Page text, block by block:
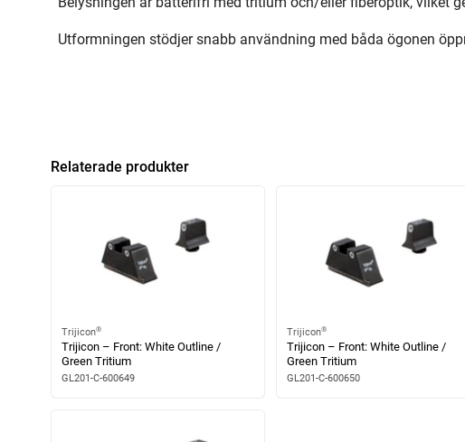
Utformningen stödjer snabb användning med båda ögonen
Relaterade produkter
Trijicon®
Trijicon – Front: White Outline /
Green Tritium
GL201-C-600649
Trijicon®
Trijicon – Front: White Outline /
Green Tritium
GL201-C-600650